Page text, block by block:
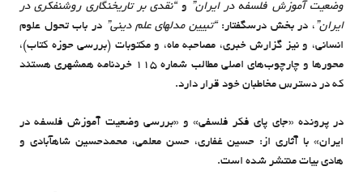
وضعیت آموزش فلسفه در ایران” و
“نقدی بر تاریخ‎نگاری روشن‎فکری در
ایران” ، در بخش درس‎گفتار: “تبیین مدل‎های علم دینی”
در باب تحول علوم
انسانی، و نیز گزارش خبری، مصاحبه ماه، و مکتوبات (بررسی حوزه کتاب)،
محورها و چارچوب‌های اصلی مطالب شماره 115 خردنامه همشهری هستند
که در دسترس مخاطبان خود قرار دارد.
در پرونده «جای پای فکر فلسفی» و «بررسی وضعیت آموزش فلسفه در
ایران» با آثاری از: حسین غفاری، حسن معلمی، محمدحسین شاه‎آبادی و
هادی بیات منتشر شده است.